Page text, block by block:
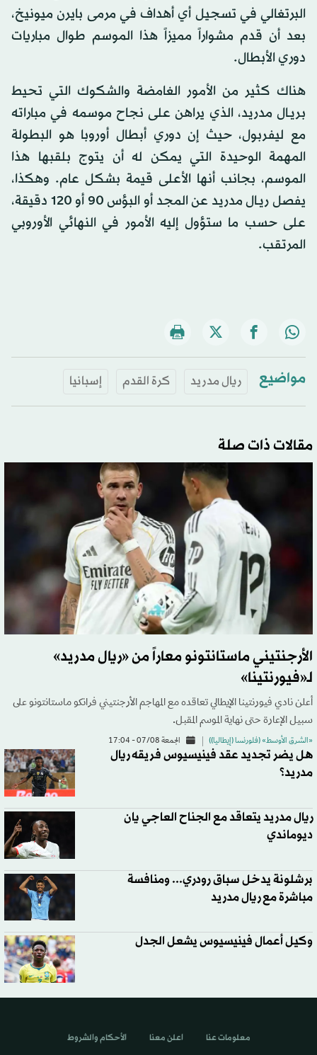
البرتغالي في تسجيل أي أهداف في مرمى بايرن ميونيخ،
بعد أن قدم مشواراً مميزاً هذا الموسم طوال مباريات
دوري الأبطال.
هناك كثير من الأمور الغامضة والشكوك التي تحيط
بريـال مدريد، الذي يراهن على نجاح موسمه في مباراته
مع ليفربول، حيث إن دوري أبطال أوروبا هو البطولة
المهمة الوحيدة التي يمكن له أن يتوج بلقبها هذا
الموسم، بجانب أنها الأعلى قيمة بشكل عام. وهكذا،
يفصل ريـال مدريد عن المجد أو البؤس 90 أو 120 دقيقة،
على حسب ما ستؤول إليه الأمور في النهائي الأوروبي
المرتقب.
مواضيع ريال مدريد كرة القدم إسبانيا
مقالات ذات صلة
الأرجنتيني ماستانتونو معاراً من «ريال مدريد»
لـ«فيورنتينا»
أعلن نادي فيورنتينا الإيطالي تعاقده مع المهاجم الأرجنتيني فرانكو ماستانتونو على
سبيل الإعارة حتى نهاية الموسم المقبل.
«الشرق الأوسط» (فلورنسا (إيطاليا)) الجمعة 07/08 - 17:04
هل يضر تجديد عقد فينيسيوس فريقه ريال
مدريد؟
ريال مدريد يتعاقد مع الجناح العاجي يان
ديوماندي
برشلونة يدخل سباق رودري... ومنافسة
مباشرة مع ريال مدريد
وكيل أعمال فينيسيوس يشعل الجدل
معلومات عنا اعلن معنا الأحكام والشروط